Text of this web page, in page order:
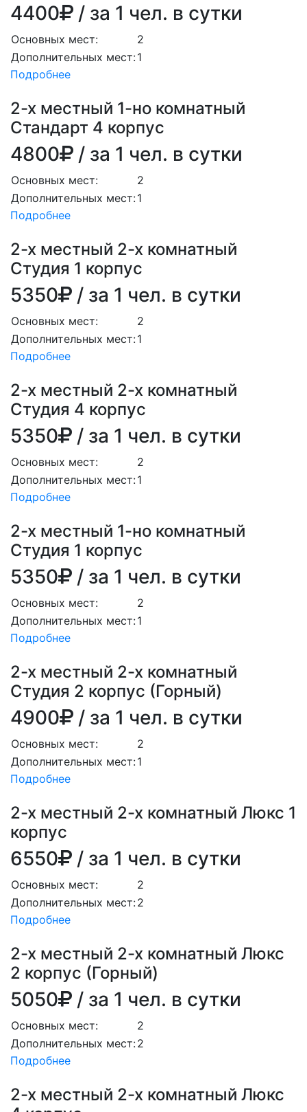
4400 / за 1 чел. в сутки
Основных мест:
2
Дополнительных мест:1
Подробнее
2-х местный 1-но комнатный
Стандарт 4 корпус
4800 / за 1 чел. в сутки
Основных мест:
2
Дополнительных мест:1
Подробнее
2-х местный 2-х комнатный
Студия 1 корпус
5350 / за 1 чел. в сутки
Основных мест:
2
Дополнительных мест:1
Подробнее
2-х местный 2-х комнатный
Студия 4 корпус
5350 / за 1 чел. в сутки
Основных мест:
2
Дополнительных мест:1
Подробнее
2-х местный 1-но комнатный
Студия 1 корпус
5350 / за 1 чел. в сутки
Основных мест:
2
Дополнительных мест:1
Подробнее
2-х местный 2-х комнатный
Студия 2 корпус (Горный)
4900 / за 1 чел. в сутки
Основных мест:
2
Дополнительных мест:1
Подробнее
2-х местный 2-х комнатный Люкс 1
корпус
6550 / за 1 чел. в сутки
Основных мест:
2
Дополнительных мест:2
Подробнее
2-х местный 2-х комнатный Люкс
2 корпус (Горный)
5050 / за 1 чел. в сутки
Основных мест:
2
Дополнительных мест:2
Подробнее
2-х местный 2-х комнатный Люкс